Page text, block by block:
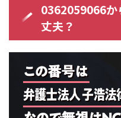
0362059066か
丈夫？